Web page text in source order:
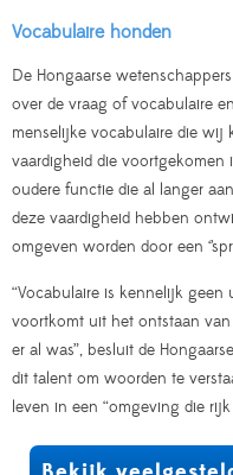
Vocabulaire honden
De Hongaarse
over de vraag of vocabulaire
menselijke vocabulaire die wij
vaardigheid die
oudere functie die al langer
deze vaardigheid hebben
omgeven worden door een
“Vocabulaire is kennelijk geen
voortkomt uit het ontstaan
er al was”, besluit de
dit talent om woorden te
leven in een “omgeving die rijk